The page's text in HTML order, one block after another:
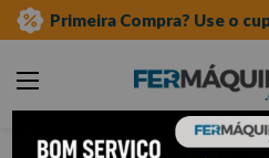
Primeira Compra? Use o